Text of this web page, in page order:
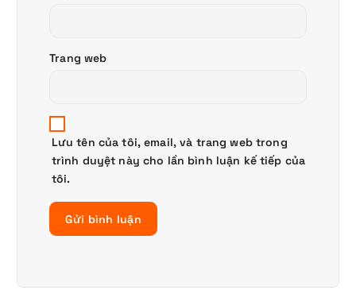
Trang web
Lưu tên của tôi, email, và trang web trong
trình duyệt này cho lần bình luận kế tiếp của
tôi.